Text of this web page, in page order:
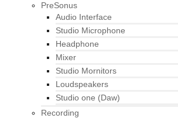
PreSonus
Audio Interface
Studio Microphone
Headphone
Mixer
Studio Mornitors
Loudspeakers
Studio one (Daw)
Recording